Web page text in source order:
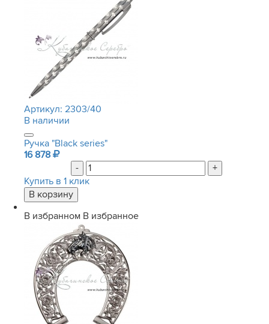
Артикул: 2303/40
В наличии
Ручка "Black series"
16 878
-
+
Купить в 1 клик
В избранном В избранное